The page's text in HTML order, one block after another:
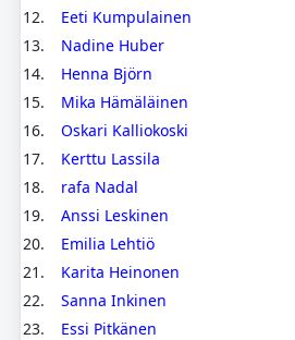
12.
Eeti Kumpulainen
13.
Nadine Huber
14.
Henna Björn
15.
Mika Hämäläinen
16.
Oskari Kalliokoski
17.
Kerttu Lassila
18.
rafa Nadal
19.
Anssi Leskinen
20.
Emilia Lehtiö
21.
Karita Heinonen
22.
Sanna Inkinen
23.
Essi Pitkänen